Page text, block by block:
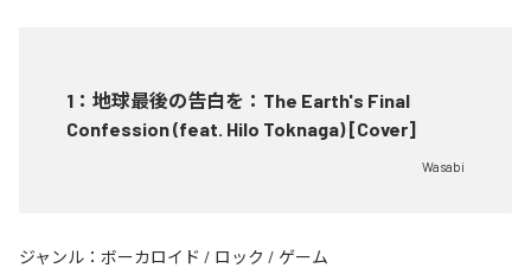
1 ： 地球最後の告白を：The Earth's Final
Confession (feat. Hilo Toknaga) [Cover]
Wasabi
ジャンル： ボーカロイド / ロック / ゲーム